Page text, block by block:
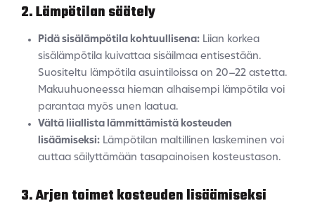
2. Lämpötilan säätely
Pidä sisälämpötila kohtuullisena: Liian korkea
sisälämpötila kuivattaa sisäilmaa entisestään.
Suositeltu lämpötila asuintiloissa on 20–22 astetta.
Makuuhuoneessa hieman alhaisempi lämpötila voi
parantaa myös unen laatua.
Vältä liiallista lämmittämistä kosteuden
lisäämiseksi: Lämpötilan maltillinen laskeminen voi
auttaa säilyttämään tasapainoisen kosteustason.
3. Arjen toimet kosteuden lisäämiseksi